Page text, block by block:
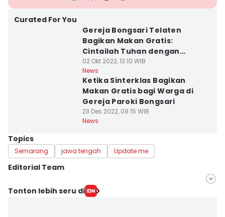
Curated For You
Gereja Bongsari Telaten
Bagikan Makan Gratis:
Cintailah Tuhan dengan
Perhatikan Sekitar
02 Okt 2022, 13:10 WIB
News
Ketika Sinterklas Bagikan
Makan Gratis bagi Warga di
Gereja Paroki Bongsari
23 Des 2022, 09:15 WIB
News
Topics
Semarang jawa tengah Update me
Editorial Team
Editor
Tonton lebih seru di